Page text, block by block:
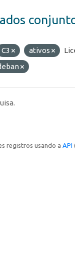
C3 ativos
registros usando a API